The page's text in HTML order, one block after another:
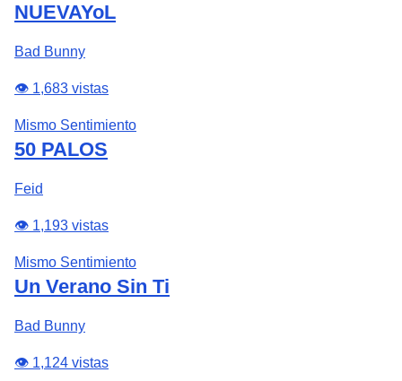
NUEVAYoL
Bad Bunny
👁️ 1,683 vistas
Mismo Sentimiento
50 PALOS
Feid
👁️ 1,193 vistas
Mismo Sentimiento
Un Verano Sin Ti
Bad Bunny
👁️ 1,124 vistas